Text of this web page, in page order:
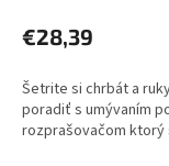
€28,39
Šetrite si chrbát a
poradiť s umývaním
rozprašovačom ktorý